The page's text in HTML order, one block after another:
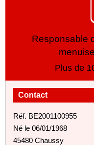
Responsable
Plus de
Contact
Réf. BE2001100955
Né le 06/01/1968
45480 Chaussy